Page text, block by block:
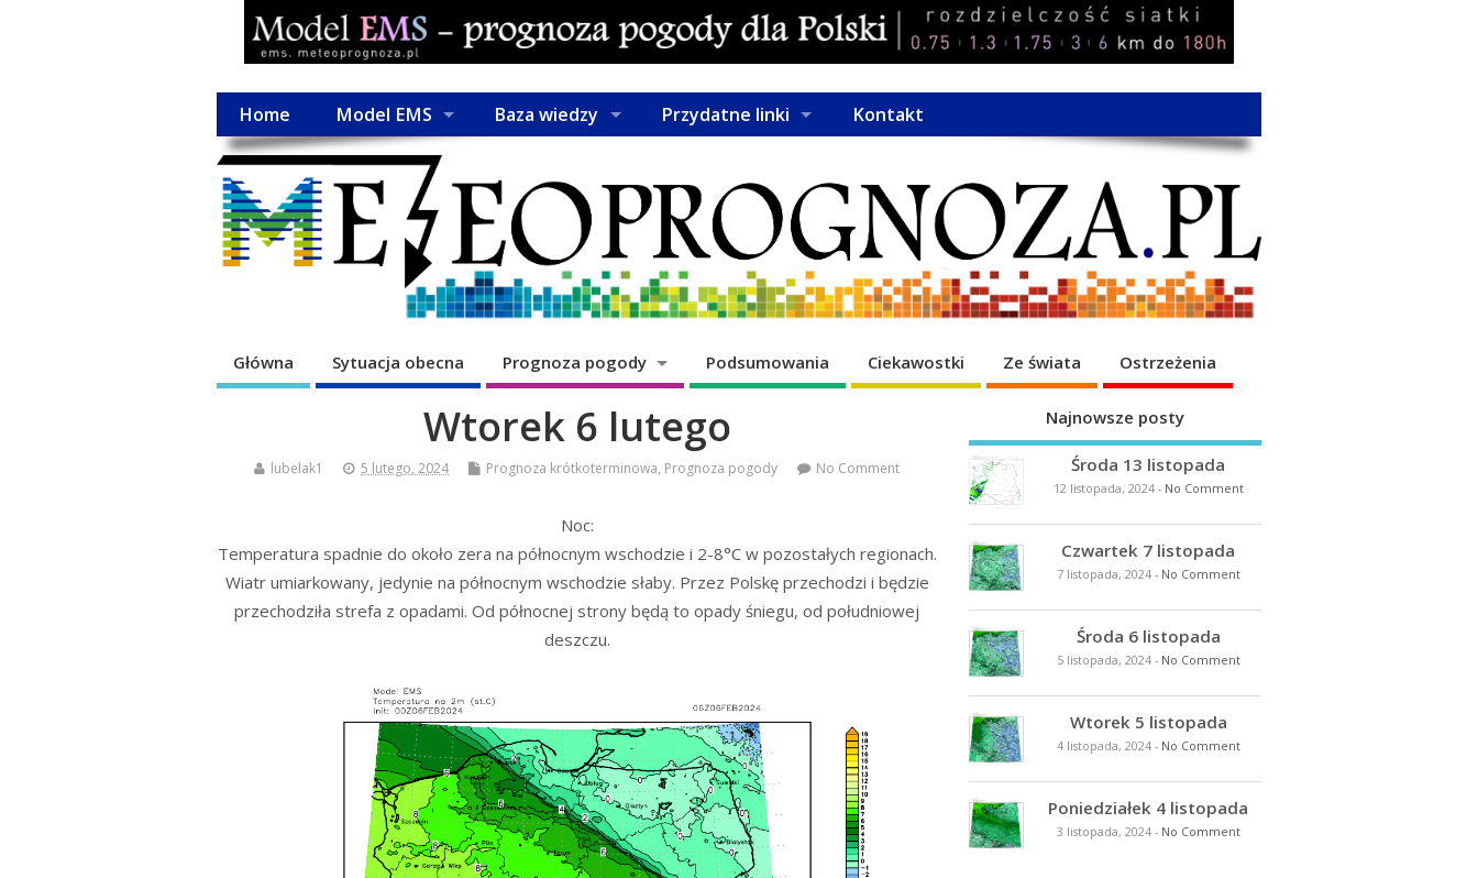
Home Model EMS Baza wiedzy Przydatne linki Kontakt
Główna Sytuacja obecna Prognoza pogody Podsumowania Ciekawostki Ze świata Ostrzeżenia
Wtorek 6 lutego
lubelak1 5 lutego, 2024 Prognoza krótkoterminowa, Prognoza pogody No Comment
Noc:
Temperatura spadnie do około zera na północnym wschodzie i 2-8°C w pozostałych regionach.
Wiatr umiarkowany, jedynie na północnym wschodzie słaby. Przez Polskę przechodzi i będzie
przechodziła strefa z opadami. Od północnej strony będą to opady śniegu, od południowej
deszczu.
Najnowsze posty
Środa 13 listopada
12 listopada, 2024- No Comment
Czwartek 7 listopada
7 listopada, 2024- No Comment
Środa 6 listopada
5 listopada, 2024- No Comment
Wtorek 5 listopada
4 listopada, 2024- No Comment
Poniedziałek 4 listopada
3 listopada, 2024- No Comment